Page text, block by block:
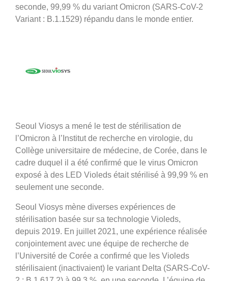
seconde, 99,99 % du variant Omicron (SARS-CoV-2
Variant : B.1.1529) répandu dans le monde entier.
Seoul Viosys a mené le test de stérilisation de
l’Omicron à l’Institut de recherche en virologie, du
Collège universitaire de médecine, de Corée, dans le
cadre duquel il a été confirmé que le virus Omicron
exposé à des LED Violeds était stérilisé à 99,99 % en
seulement une seconde.
Seoul Viosys mène diverses expériences de
stérilisation basée sur sa technologie Violeds,
depuis 2019. En juillet 2021, une expérience réalisée
conjointement avec une équipe de recherche de
l’Université de Corée a confirmé que les Violeds
stérilisaient (inactivaient) le variant Delta (SARS-CoV-